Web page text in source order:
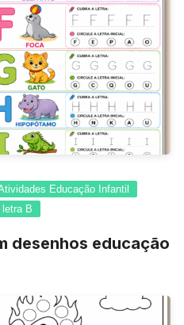
Educação Infantil
B
desenhos educação